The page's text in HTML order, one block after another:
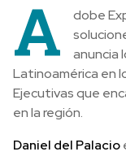
A
dobe
anuncia
Latinoamérica en
Ejecutivas que
en la región.
Daniel del Palacio